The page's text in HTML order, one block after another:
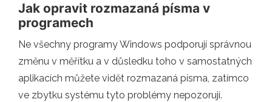
Jak opravit rozmazaná písma v
programech
Ne všechny programy Windows podporují správnou
změnu v měřítku a v důsledku toho v samostatných
aplikacích můžete vidět rozmazaná písma, zatímco
ve zbytku systému tyto problémy nepozorují.